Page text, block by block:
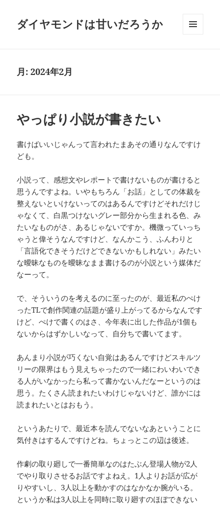
ダイヤモンドは甘いだろうか
月:2024年2月
やっぱり小説が書きたい
書けばいいじゃんって言われたまあその通りなんですけ
ども。
小説って、感想文やレポートで書けないものが書けると
思うんですよね。いやもちろん「お話」としての体裁を
整えないといけないってのはあるんですけどそれだけじ
ゃなくて、白黒つけないグレー部分から生まれる色、み
たいなものがさ、あるじゃないですか。機微っていっち
ゃうと偉そうなんですけど、なんかこう、ふんわりと
「言語化できそうだけどできないかもしれない」みたい
な曖昧なものを曖昧なまま書けるのが小説という媒体だ
なーって。
で、そういうのを考えるのに至ったのが、最近私のぺけ
ったTLで創作関連の話題が盛り上がってるからなんです
けど、ぺけで書くのはさ、今年表に出した作品が1個も
ないからはずかしいなって、自分ちで書いてます。
あんまり小説が巧くない自覚はあるんですけどスキルツ
リーの限界はもう見えちゃったので一緒にわいわいでき
る人がいなかったら私って書かないんだなーというのは
思う。たくさん読まれたいわけじゃないけど、誰かには
読まれたいとはおもう。
というあたりで、最近本を読んでないなあということに
気付きはするんですけどね。ちょっとこの辺は後述。
作劇の取り廻しで一番簡単なのはたぶん登場人物が2人
でやり取りさせるお話ですよねえ。1人よりお話が広が
りやすいし、3人以上を動かすのはなかなか腕がいる。
というか私は3人以上を同時に取り廻すのほぼできない